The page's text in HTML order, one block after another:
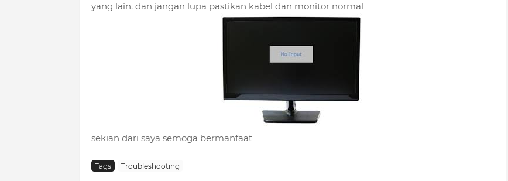
yang lain. dan jangan lupa pastikan kabel dan monitor normal
sekian dari saya semoga bermanfaat
Tags Troubleshooting